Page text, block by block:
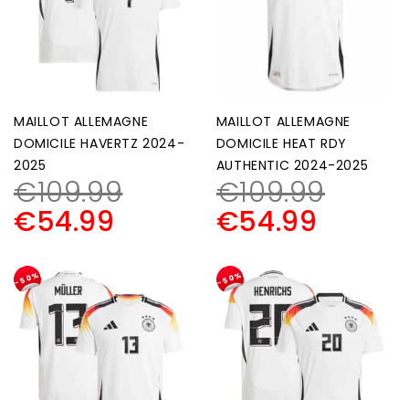
MAILLOT ALLEMAGNE
DOMICILE HAVERTZ 2024-
2025
€109.99
€54.99
MAILLOT ALLEMAGNE
DOMICILE HEAT RDY
AUTHENTIC 2024-2025
€109.99
€54.99
-50% -50%